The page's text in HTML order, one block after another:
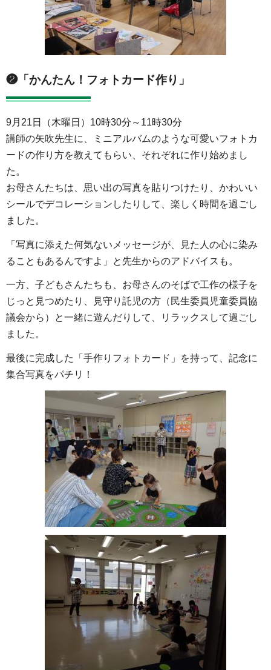
❷「かんたん！フォトカード作り」
9月21日（木曜日）10時30分～11時30分
講師の矢吹先生に、ミニアルバムのような可愛いフォトカ
ードの作り方を教えてもらい、それぞれに作り始めまし
た。
お母さんたちは、思い出の写真を貼りつけたり、かわいい
シールでデコレーションしたりして、楽しく時間を過ごし
ました。
「写真に添えた何気ないメッセージが、見た人の心に染み
ることもあるんですよ」と先生からのアドバイスも。
一方、子どもさんたちも、お母さんのそばで工作の様子を
じっと見つめたり、見守り託児の方（民生委員児童委員協
議会から）と一緒に遊んだりして、リラックスして過ごし
ました。
最後に完成した「手作りフォトカード」を持って、記念に
集合写真をパチリ！